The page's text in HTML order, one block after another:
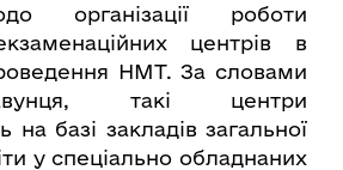
організації роботи
центрів в
НМТ. За словами
такі центри
на базі закладів загальної
у спеціально обладнаних